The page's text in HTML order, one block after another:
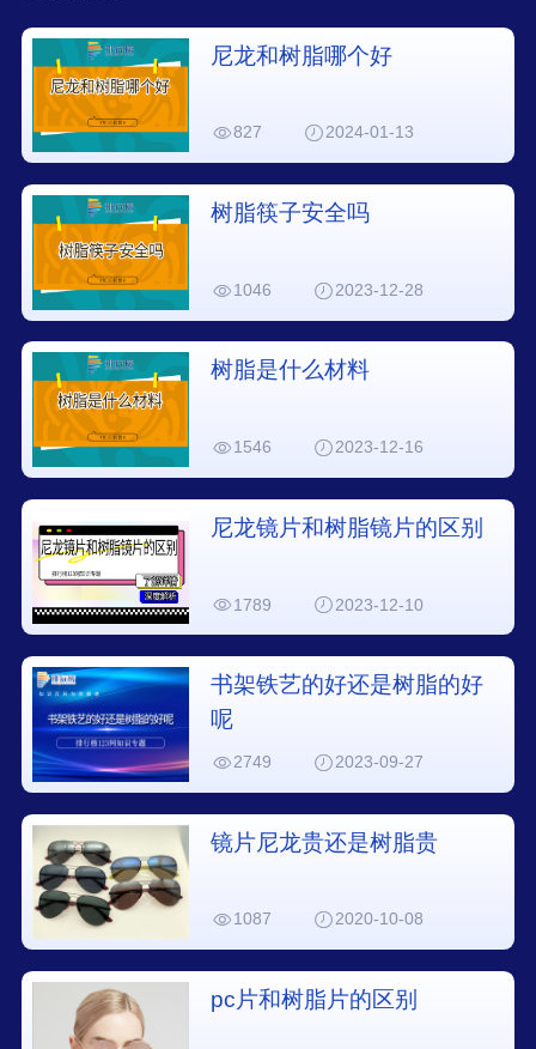
尼龙和树脂哪个好
827 2024-01-13
树脂筷子安全吗
1046 2023-12-28
树脂是什么材料
1546 2023-12-16
尼龙镜片和树脂镜片的区别
1789 2023-12-10
书架铁艺的好还是树脂的好
呢
2749 2023-09-27
镜片尼龙贵还是树脂贵
1087 2020-10-08
pc片和树脂片的区别